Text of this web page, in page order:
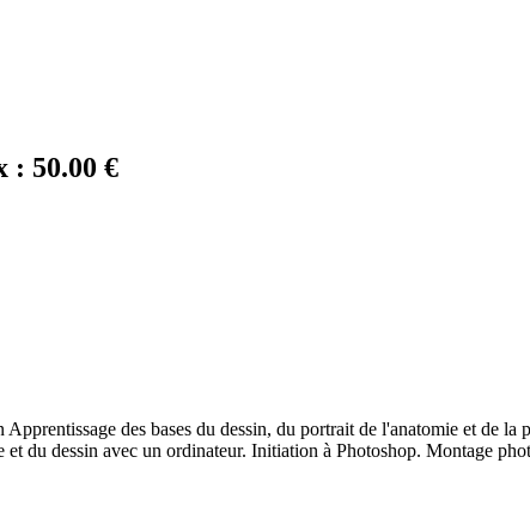
: 50.00 €
Apprentissage des bases du dessin, du portrait de l'anatomie et de
du dessin avec un ordinateur. Initiation à Photoshop. Montage